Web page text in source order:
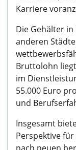
Karriere
Die Gehälter
anderen
Bruttolohn
im
55.000 Euro
und
Insgesamt
Perspektive